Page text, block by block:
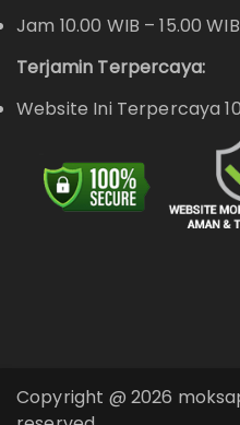
Jam 10.00 WIB – 15.00 WIB
Terjamin Terpercaya:
Website Ini Terpercaya
Copyright @ 2026